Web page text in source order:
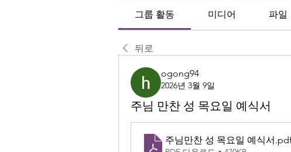
그룹 활동 미디어 파일
뒤로
ogong94
2026년 3월 9일
주님 만찬 성 목요일 예식서
주님만찬 성 목요일 예식서